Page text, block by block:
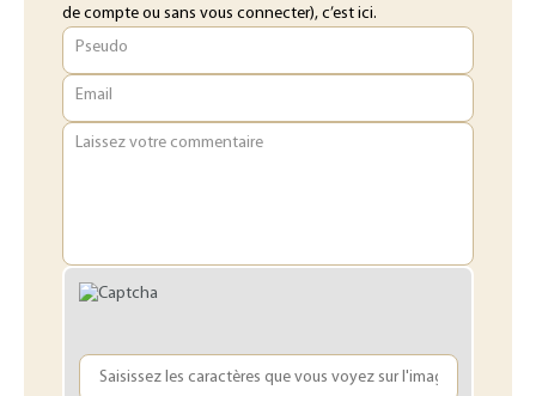
de compte ou sans vous connecter), c’est ici.
Pseudo
Email
Laissez votre commentaire